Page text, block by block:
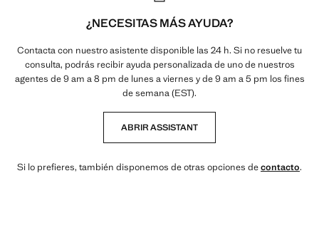
¿NECESITAS MÁS AYUDA?
Contacta con nuestro asistente disponible las 24 h. Si no resuelve tu
consulta, podrás recibir ayuda personalizada de uno de nuestros
agentes de 9 am a 8 pm de lunes a viernes y de 9 am a 5 pm los fines
de semana (EST).
ABRIR ASSISTANT
Si lo prefieres, también disponemos de otras opciones decontacto.